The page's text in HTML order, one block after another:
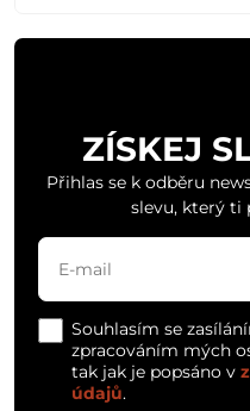
ZÍSKEJ
Přihlas se k odběru
slevu, který ti
Souhlasím se
zpracováním mých
tak jak je popsáno v
údajů.